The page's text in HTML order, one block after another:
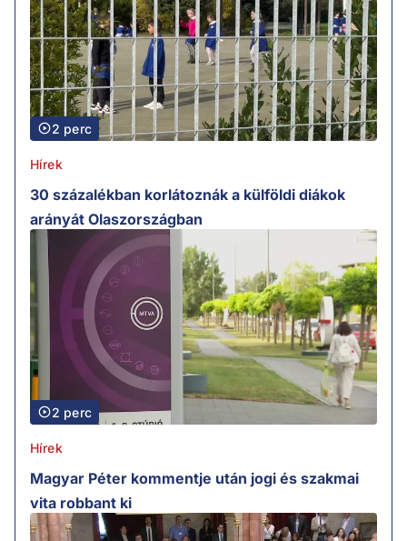
2 perc
Hírek
30 százalékban korlátoznák a külföldi diákok
arányát Olaszországban
2 perc
Hírek
Magyar Péter kommentje után jogi és szakmai
vita robbant ki